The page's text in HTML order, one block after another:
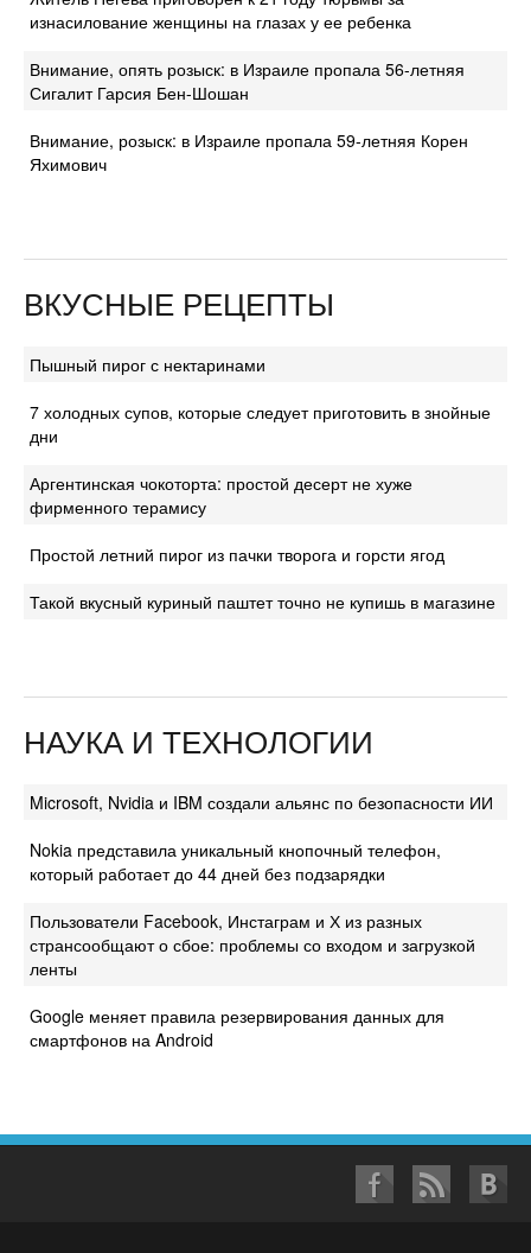
изнасилование женщины на глазах у ее ребенка
Внимание, опять розыск: в Израиле пропала 56-летняя
Сигалит Гарсия Бен-Шошан
Внимание, розыск: в Израиле пропала 59-летняя Корен
Яхимович
ВКУСНЫЕ РЕЦЕПТЫ
Пышный пирог с нектаринами
7 холодных супов, которые следует приготовить в знойные
дни
Аргентинская чокоторта: простой десерт не хуже
фирменного терамису
Простой летний пирог из пачки творога и горсти ягод
Такой вкусный куриный паштет точно не купишь в магазине
НАУКА И ТЕХНОЛОГИИ
Microsoft, Nvidia и IBM создали альянс по безопасности ИИ
Nokia представила уникальный кнопочный телефон,
который работает до 44 дней без подзарядки
Пользователи Facebook, Инстаграм и Х из разных
странсообщают о сбое: проблемы со входом и загрузкой
ленты
Google меняет правила резервирования данных для
смартфонов на Android